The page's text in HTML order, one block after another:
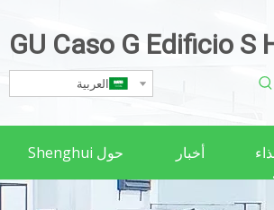
GU Caso G Edificio S
العربية
أخبار حول Shenghui